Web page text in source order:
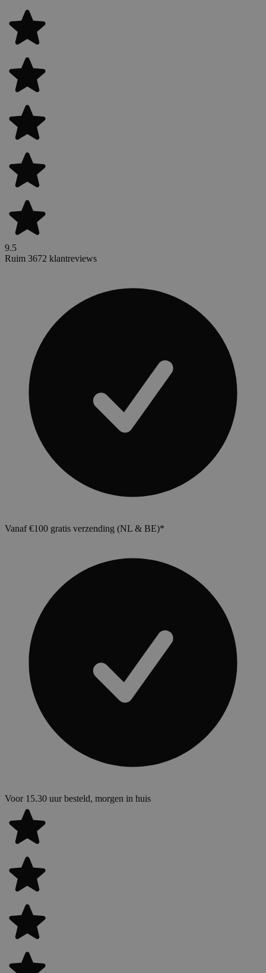
9.5
Ruim 3672 klantreviews
Vanaf €100 gratis verzending (NL & BE)*
Voor 15.30 uur besteld, morgen in huis